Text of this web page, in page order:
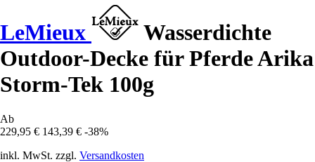
LeMieux
Wasserdichte
Outdoor-Decke für Pferde Arika
Storm-Tek 100g
Ab
229,95 € 143,39 € -38%
inkl. MwSt. zzgl. Versandkosten